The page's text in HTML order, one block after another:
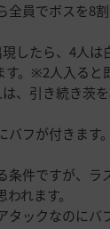
員でボスを8
したら、4人は
。※2人入ると
、引き続き茨
フが付きます
件ですが、ラ
れます。
ックなのにバ